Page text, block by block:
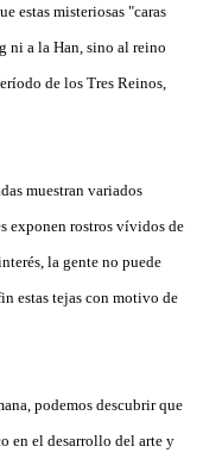
estas misteriosas "caras
ni a la Han, sino al reino
de los Tres Reinos,
muestran variados
exponen rostros vívidos de
la gente no puede
estas tejas con motivo de
podemos descubrir que
en el desarrollo del arte y